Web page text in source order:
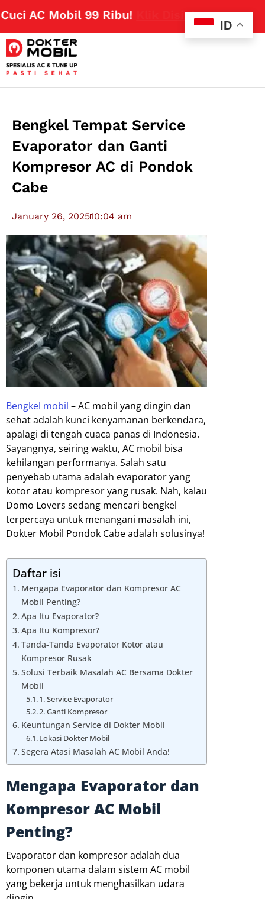
AC Mobil 99 Ribu!Klik Disini
Bengkel Tempat Service
Evaporator dan Ganti
Kompresor AC di Pondok
Cabe
January 26, 202510:04 am
Bengkel mobil – AC mobil yang dingin dan
sehat adalah kunci kenyamanan berkendara,
apalagi di tengah cuaca panas di Indonesia.
Sayangnya, seiring waktu, AC mobil bisa
kehilangan performanya. Salah satu
penyebab utama adalah evaporator yang
kotor atau kompresor yang rusak. Nah, kalau
Domo Lovers sedang mencari bengkel
terpercaya untuk menangani masalah ini,
Dokter Mobil Pondok Cabe adalah solusinya!
Daftar isi
Mengapa Evaporator dan Kompresor AC
Mobil Penting?
Apa Itu Evaporator?
Apa Itu Kompresor?
Tanda-Tanda Evaporator Kotor atau
Kompresor Rusak
Solusi Terbaik Masalah AC Bersama Dokter
Mobil
1. Service Evaporator
2. Ganti Kompresor
Keuntungan Service di Dokter Mobil
Lokasi Dokter Mobil
Segera Atasi Masalah AC Mobil Anda!
Mengapa Evaporator dan
Kompresor AC Mobil
Penting?
Evaporator dan kompresor adalah dua
komponen utama dalam sistem AC mobil
yang bekerja untuk menghasilkan udara
ID